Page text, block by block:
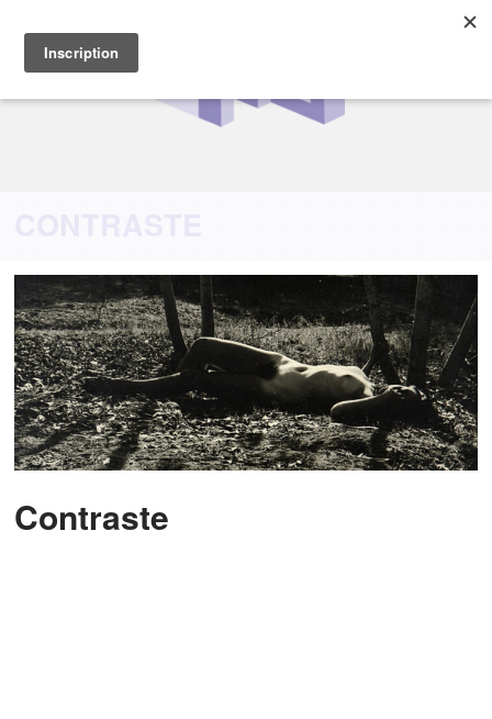
CONTRASTE
Contraste